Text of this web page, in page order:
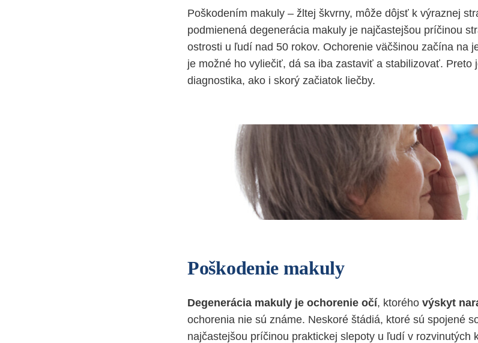
Poškodením makuly – žltej škvrny, môže dôjsť k výraznej
podmienená degenerácia makuly je najčastejšou príčinou
ostrosti u ľudí nad 50 rokov. Ochorenie väčšinou začína na
je možné ho vyliečiť, dá sa iba zastaviť a stabilizovať. Preto
diagnostika, ako i skorý začiatok liečby.
Poškodenie makuly
Degenerácia makuly je ochorenie očí, ktorého výskyt
ochorenia nie sú známe. Neskoré štádiá, ktoré sú spojené
najčastejšou príčinou praktickej slepoty u ľudí v rozvinutých